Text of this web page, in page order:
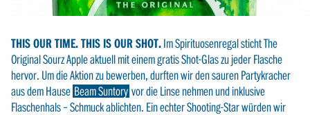
THIS OUR TIME. THIS IS OUR SHOT.Im Spirituosenregal sticht The
Original Sourz Apple aktuell mit einem gratis Shot-Glas zu jeder Flasche
hervor. Um die Aktion zu bewerben, durften wir den sauren Partykracher
aus dem Hause Beam Suntory vor die Linse nehmen und inklusive
Flaschenhals – Schmuck ablichten. Ein echter Shooting-Star würden wir